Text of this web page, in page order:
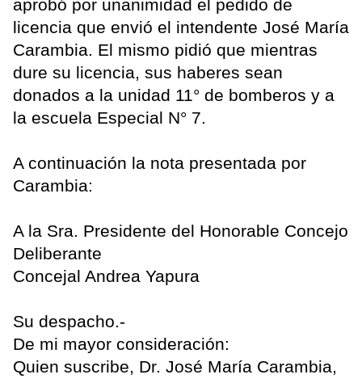
aprobó por unanimidad el pedido de
licencia que envió el intendente José María
Carambia. El mismo pidió que mientras
dure su licencia, sus haberes sean
donados a la unidad 11° de bomberos y a
la escuela Especial N° 7.
A continuación la nota presentada por
Carambia:
A la Sra. Presidente del Honorable Concejo
Deliberante
Concejal Andrea Yapura
Su despacho.-
De mi mayor consideración:
Quien suscribe, Dr. José María Carambia,